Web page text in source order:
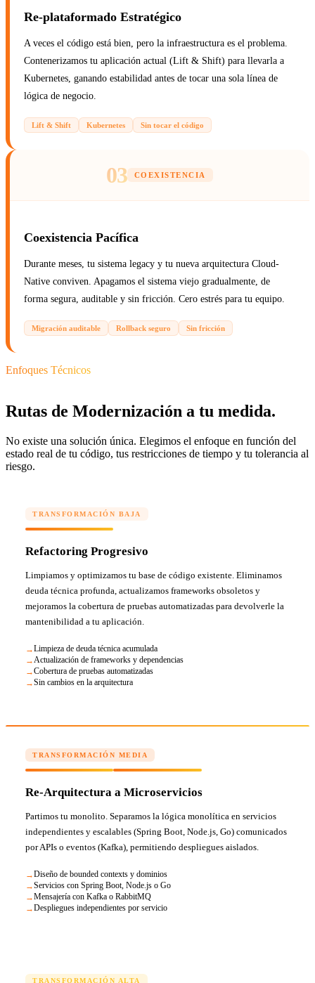
Re-plataformado Estratégico
A veces el código está bien, pero la infraestructura es el problema.
Contenerizamos tu aplicación actual (Lift & Shift) para llevarla a
Kubernetes, ganando estabilidad antes de tocar una sola línea de
lógica de negocio.
Lift & Shift Kubernetes Sin tocar el código
03 COEXISTENCIA
Coexistencia Pacífica
Durante meses, tu sistema legacy y tu nueva arquitectura Cloud-
Native conviven. Apagamos el sistema viejo gradualmente, de
forma segura, auditable y sin fricción. Cero estrés para tu equipo.
Migración auditable Rollback seguro Sin fricción
Enfoques Técnicos
Rutas de Modernización a tu medida.
No existe una solución única. Elegimos el enfoque en función del
estado real de tu código, tus restricciones de tiempo y tu tolerancia al
riesgo.
TRANSFORMACIÓN BAJA
Refactoring Progresivo
Limpiamos y optimizamos tu base de código existente. Eliminamos
deuda técnica profunda, actualizamos frameworks obsoletos y
mejoramos la cobertura de pruebas automatizadas para devolverle la
mantenibilidad a tu aplicación.
Limpieza de deuda técnica acumulada
Actualización de frameworks y dependencias
Cobertura de pruebas automatizadas
Sin cambios en la arquitectura
TRANSFORMACIÓN MEDIA
Re-Arquitectura a Microservicios
Partimos tu monolito. Separamos la lógica monolítica en servicios
independientes y escalables (Spring Boot, Node.js, Go) comunicados
por APIs o eventos (Kafka), permitiendo despliegues aislados.
Diseño de bounded contexts y dominios
Servicios con Spring Boot, Node.js o Go
Mensajería con Kafka o RabbitMQ
Despliegues independientes por servicio
TRANSFORMACIÓN ALTA